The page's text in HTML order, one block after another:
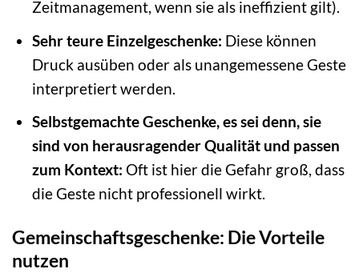
Zeitmanagement, wenn sie als ineffizient gilt).
Sehr teure Einzelgeschenke: Diese können
Druck ausüben oder als unangemessene Geste
interpretiert werden.
Selbstgemachte Geschenke, es sei denn, sie
sind von herausragender Qualität und passen
zum Kontext: Oft ist hier die Gefahr groß, dass
die Geste nicht professionell wirkt.
Gemeinschaftsgeschenke: Die Vorteile
nutzen